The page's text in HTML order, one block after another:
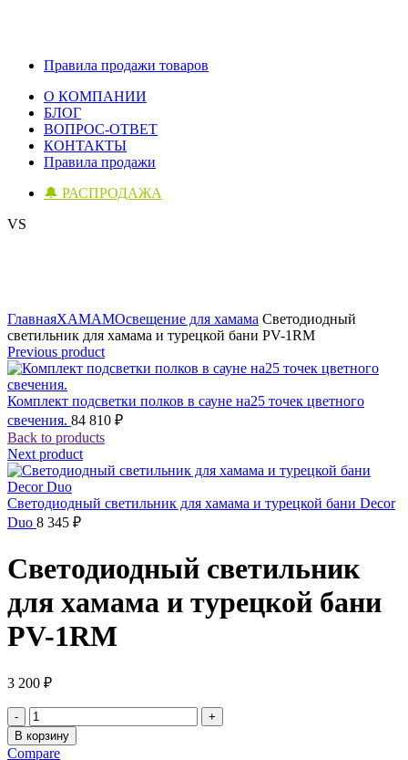
Правила продажи товаров
О КОМПАНИИ
БЛОГ
ВОПРОС-ОТВЕТ
КОНТАКТЫ
Правила продажи
🔔 РАСПРОДАЖА
VS
ГлавнаяХАМАМОсвещение для хамама Светодиодный
светильник для хамама и турецкой бани PV-1RM
Previous product
Комплект подсветки полков в сауне на25 точек цветного
свечения. 84 810 ₽
Back to products
Next product
Светодиодный светильник для хамама и турецкой бани Decor
Duo 8 345 ₽
Светодиодный светильник
для хамама и турецкой бани
PV-1RM
3 200 ₽
Количество
товара
Светодиодный
В корзину
Compare